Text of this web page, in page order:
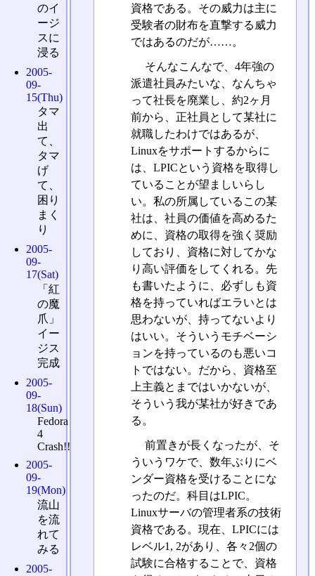
資格である。その威力は主に
受験者の財布を直撃する威力
ではあるのだが……。
そんなこんなで、4年強の
派遣社員みたいな、なんちゃ
って社長を廃業し、約2ヶ月
前から、正社員として某社に
就職したわけではあるが、
Linuxをサポートするからに
は、LPICという資格を取得し
ていることが望ましいらし
い。私の所属しているこの某
社は、社員の価値を高めるた
めに、資格の取得を強く奨励
しており、資格に対してかな
り高い評価をしてくれる。先
も書いたように、必ずしも資
格を持っていればエラいとは
思わないが、持ってないより
はいい。そういうモチベーシ
ョンを持っているのも悪いコ
トではない。だから、資格至
上主義とまではいかないが、
そういう我が某社が好きであ
る。
前置きが長くなったが、そ
ういうワケで、数年ぶりにベ
ンダー資格を受けることにな
ったのだ。科目はLPIC。
Linuxサーバの管理者系の技術
資格である。現在、LPICには
レベル1, 2があり、各々2個の
試験に合格することで、資格
のイ
ージ
スに
浸る
2005-
09-
15(Thu)
タマ
出
て、
タマ
げ
て、
困り
まく
り
2005-
09-
17(Sat)
「紅
の魔
爪」
イー
ジス
完成
2005-
09-
18(Sun)
Fedora
4
Crash!!
2005-
09-
19(Mon)
流山
を流
れて
みる
2005-